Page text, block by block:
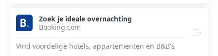
Zoek je ideale overnachting
Booking.com
Vind voordelige hotels, appartementen en B&B's